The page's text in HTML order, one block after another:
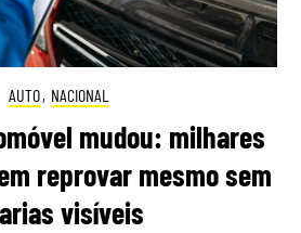
AUTO, NACIONAL
mudou: milhares
reprovar mesmo sem
visíveis